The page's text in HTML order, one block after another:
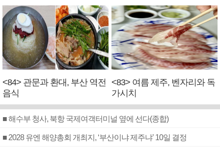
<84> 관문과 환대, 부산 역전
음식
<83> 여름 제주, 벤자리와 독
가시치
■ 해수부 청사, 북항 국제여객터미널 옆에 선다(종합)
■ 2028 유엔 해양총회 개최지, ‘부산이냐 제주냐’ 10일 결정